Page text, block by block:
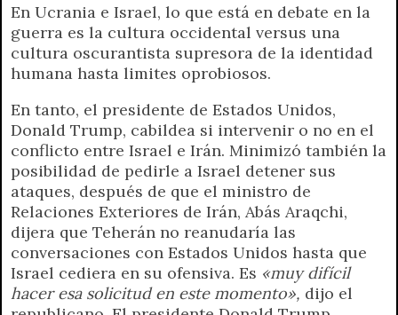
En Ucrania e Israel, lo que está en debate en la
guerra es la cultura occidental versus una
cultura oscurantista supresora de la identidad
humana hasta limites oprobiosos.
En tanto, el presidente de Estados Unidos,
Donald Trump, cabildea si intervenir o no en el
conflicto entre Israel e Irán. Minimizó también la
posibilidad de pedirle a Israel detener sus
ataques, después de que el ministro de
Relaciones Exteriores de Irán, Abás Araqchi,
dijera que Teherán no reanudaría las
conversaciones con Estados Unidos hasta que
Israel cediera en su ofensiva. Es «muy difícil
hacer esa solicitud en este momento», dijo el